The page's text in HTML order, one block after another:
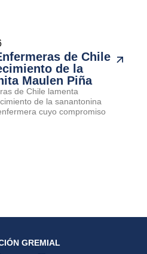
de Chile
de la
Maulen Piña
de Chile lamenta
de la sanantonina
cuyo compromiso
GREMIAL